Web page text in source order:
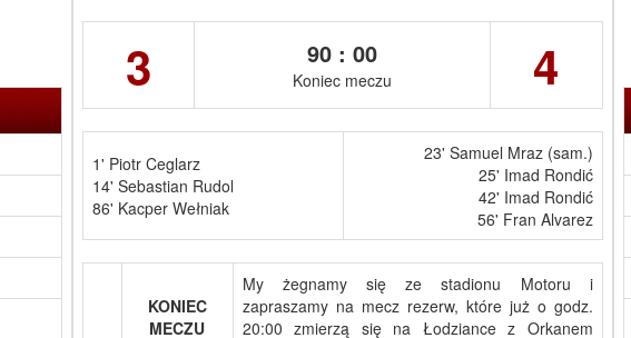
3 90 : 00
Koniec meczu 4
1' Piotr Ceglarz
14' Sebastian Rudol
86' Kacper Wełniak
23' Samuel Mraz (sam.)
25' Imad Rondić
42' Imad Rondić
56' Fran Alvarez
KONIEC
MECZU
My żegnamy się ze stadionu Motoru i
zapraszamy na mecz rezerw, które już o godz.
20:00 zmierzą się na Łodziance z Orkanem